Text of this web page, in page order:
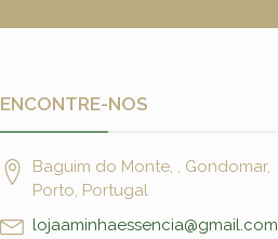
ENCONTRE-NOS
Baguim do Monte, , Gondomar,
Porto, Portugal
lojaaminhaessencia@gmail.com